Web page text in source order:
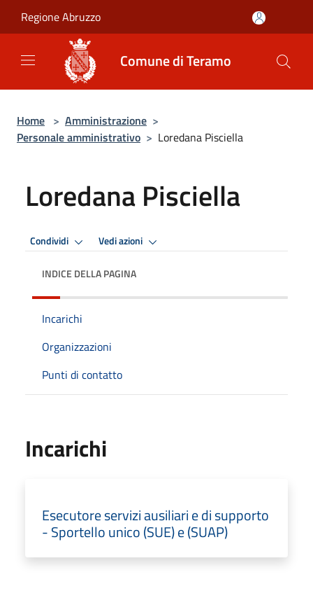
Regione Abruzzo
Comune di Teramo
Home > Amministrazione >
Personale amministrativo > Loredana Pisciella
Loredana Pisciella
Condividi Vedi azioni
INDICE DELLA PAGINA
Incarichi
Organizzazioni
Punti di contatto
Incarichi
Esecutore servizi ausiliari e di supporto
- Sportello unico (SUE) e (SUAP)